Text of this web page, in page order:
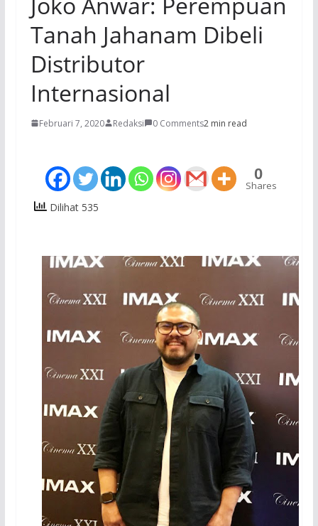
Tanah Jahanam Dibeli
Distributor
Internasional
Februari 7, 2020 Redaksi 0 Comments2 min read
0
Shares
Dilihat 535